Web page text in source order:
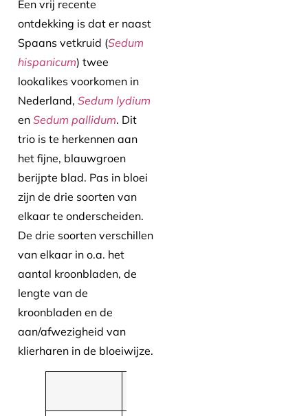
Een vrij recente
ontdekking is dat er naast
Spaans vetkruid (Sedum
hispanicum) twee
lookalikes voorkomen in
Nederland, Sedum lydium
en Sedum pallidum. Dit
trio is te herkennen aan
het fijne, blauwgroen
berijpte blad. Pas in bloei
zijn de drie soorten van
elkaar te onderscheiden.
De drie soorten verschillen
van elkaar in o.a. het
aantal kroonbladen, de
lengte van de
kroonbladen en de
aan/afwezigheid van
klierharen in de bloeiwijze.